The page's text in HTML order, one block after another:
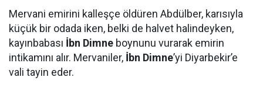
Mervani emirini kalleşçe öldüren Abdülber, karısıyla
küçük bir odada iken, belki de halvet halindeyken,
kayınbabası İbn Dimne boynunu vurarak emirin
intikamını alır. Mervaniler, İbn Dimne’yi Diyarbekir’e
vali tayin eder.